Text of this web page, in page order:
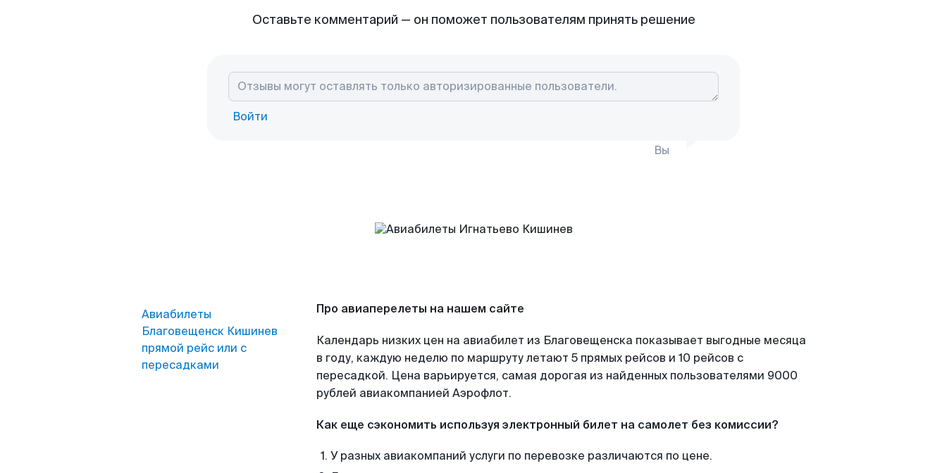
Оставьте комментарий — он поможет пользователям принять решение
Войти
Вы
Авиабилеты
Благовещенск Кишинев
прямой рейс или с
пересадками
Про авиаперелеты на нашем сайте
Календарь низких цен на авиабилет из Благовещенска показывает выгодные месяца
в году, каждую неделю по маршруту летают 5 прямых рейсов и 10 рейсов с
пересадкой. Цена варьируется, самая дорогая из найденных пользователями 9000
рублей авиакомпанией Аэрофлот.
Как еще сэкономить используя электронный билет на самолет без комиссии?
У разных авиакомпаний услуги по перевозке различаются по цене.